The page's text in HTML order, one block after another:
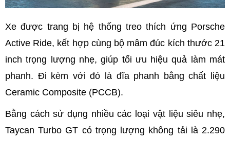
Xe được trang bị hệ thống treo thích ứng Porsche
Active Ride, kết hợp cùng bộ mâm đúc kích thước 21
inch trọng lượng nhẹ, giúp tối ưu hiệu quả làm mát
phanh. Đi kèm với đó là đĩa phanh bằng chất liệu
Ceramic Composite (PCCB).
Bằng cách sử dụng nhiều các loại vật liệu siêu nhẹ,
Taycan Turbo GT có trọng lượng không tải là 2.290